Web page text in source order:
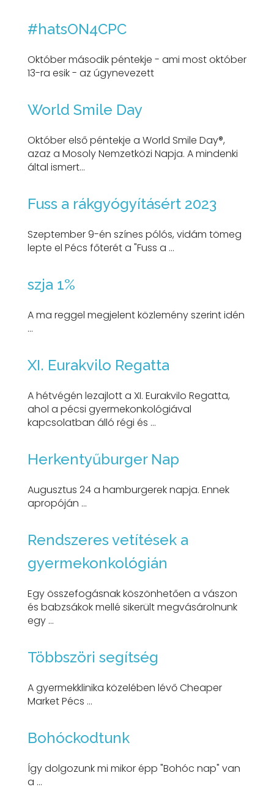
#hatsON4CPC
Október második péntekje - ami most október
13-ra esik - az úgynevezett
World Smile Day
Október első péntekje a World Smile Day®,
azaz a Mosoly Nemzetközi Napja. A mindenki
által ismert...
Fuss a rákgyógyításért 2023
Szeptember 9-én színes pólós, vidám tömeg
lepte el Pécs főterét a "Fuss a ...
szja 1%
A ma reggel megjelent közlemény szerint idén
...
XI. Eurakvilo Regatta
A hétvégén lezajlott a XI. Eurakvilo Regatta,
ahol a pécsi gyermekonkológiával
kapcsolatban álló régi és ...
Herkentyűburger Nap
Augusztus 24 a hamburgerek napja. Ennek
apropóján ...
Rendszeres vetítések a
gyermekonkológián
Egy összefogásnak köszönhetően a vászon
és babzsákok mellé sikerült megvásárolnunk
egy ...
Többszöri segítség
A gyermekklinika közelében lévő Cheaper
Market Pécs ...
Bohóckodtunk
Így dolgozunk mi mikor épp "Bohóc nap" van
a ...